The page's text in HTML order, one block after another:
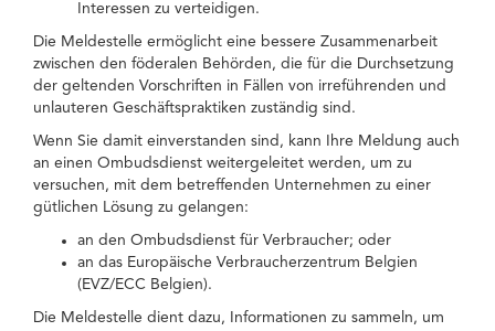
Interessen zu verteidigen.
Die Meldestelle ermöglicht eine bessere Zusammenarbeit
zwischen den föderalen Behörden, die für die Durchsetzung
der geltenden Vorschriften in Fällen von irreführenden und
unlauteren Geschäftspraktiken zuständig sind.
Wenn Sie damit einverstanden sind, kann Ihre Meldung auch
an einen Ombudsdienst weitergeleitet werden, um zu
versuchen, mit dem betreffenden Unternehmen zu einer
gütlichen Lösung zu gelangen:
an den Ombudsdienst für Verbraucher; oder
an das Europäische Verbraucherzentrum Belgien
(EVZ/ECC Belgien).
Die Meldestelle dient dazu, Informationen zu sammeln, um